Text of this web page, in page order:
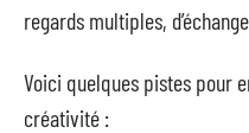
regards multiples,
Voici quelques pistes pour
créativité :